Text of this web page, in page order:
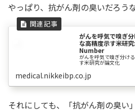
やっぱり、抗がん剤の臭いだろうな
がんを呼気で嗅ぎ
な高精度示す米研
Number
がんを呼気で嗅ぎ分け
す米研究が論文化
medical.nikkeibp.co.jp
それにしても、「抗がん剤の臭い